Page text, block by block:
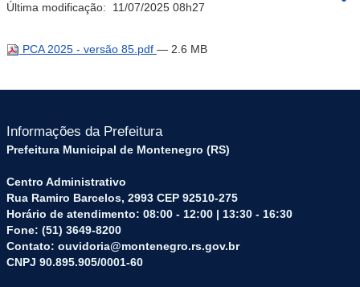
Última modificação: 11/07/2025 08h27
PCA 2025 - versão 85.pdf — 2.6 MB
Informações da Prefeitura
Prefeitura Municipal de Montenegro (RS)
Centro Administrativo
Rua Ramiro Barcelos, 2993 CEP 92510-275
Horário de atendimento: 08:00 - 12:00 | 13:30 - 16:30
Fone: (51) 3649-8200
Contato: ouvidoria@montenegro.rs.gov.br
CNPJ 90.895.905/0001-60